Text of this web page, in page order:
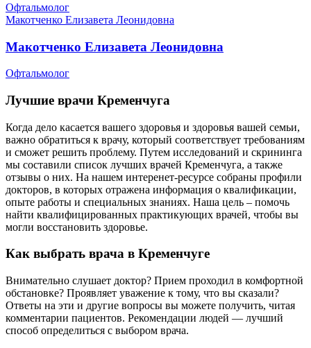
Офтальмолог
Макотченко Елизавета Леонидовна
Макотченко Елизавета Леонидовна
Офтальмолог
Лучшие врачи Кременчуга
Когда дело касается вашего здоровья и здоровья вашей семьи,
важно обратиться к врачу, который соответствует требованиям
и сможет решить проблему. Путем исследований и скрининга
мы составили список лучших врачей Кременчуга, а также
отзывы о них. На нашем интеренет-ресурсе собраны профили
докторов, в которых отражена информация о квалификации,
опыте работы и специальных знаниях. Наша цель – помочь
найти квалифицированных практикующих врачей, чтобы вы
могли восстановить здоровье.
Как выбрать врача в Кременчуге
Внимательно слушает доктор? Прием проходил в комфортной
обстановке? Проявляет уважение к тому, что вы сказали?
Ответы на эти и другие вопросы вы можете получить, читая
комментарии пациентов. Рекомендации людей — лучший
способ определиться с выбором врача.